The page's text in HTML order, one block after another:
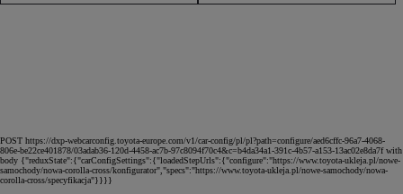
POST https://dxp-webcarconfig.toyota-europe.com/v1/car-config/pl/pl?path=configure/aed6cffc-96a7-4068-
806e-be22ce401878/03adab36-120d-4458-ac7b-97c8094f70c4&c=b4da34a1-391c-4b57-a153-13ac02e8da7f with
body {"reduxState":{"carConfigSettings":{"loadedStepUrls":{"configure":"https://www.toyota-ukleja.pl/nowe-
samochody/nowa-corolla-cross/konfigurator","specs":"https://www.toyota-ukleja.pl/nowe-samochody/nowa-
corolla-cross/specyfikacja"}}}}